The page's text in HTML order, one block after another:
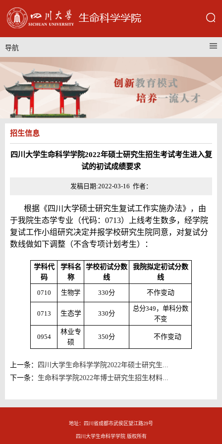
导航
招生信息
四川大学生命科学学院2022年硕士研究生招生考试考生进入复
试的初试成绩要求
发稿日期:2022-03-16 作者：
根据《四川大学硕士研究生复试工作实施办法》，由
于我院生态学专业（代码：0713）上线考生数多，经学院
复试工作小组研究决定并报学校研究生院同意，对复试分
数线做如下调整（不含专项计划考生）：
学科代
码
学科名
称
学校初试分数
线
我院拟定初试分数
线
0710 生物学 330分 不作变动
0713 生态学 330分
总分349，单科分数
不变
0954
林业专
硕
350分 不作变动
上一条：
四川大学生命科学学院2022年硕士研究生...
下一条： 生命科学学院2022年博士研究生招生材料...
地址：四川省成都市武侯区望江路29号
四川大学生命科学学院 版权所有